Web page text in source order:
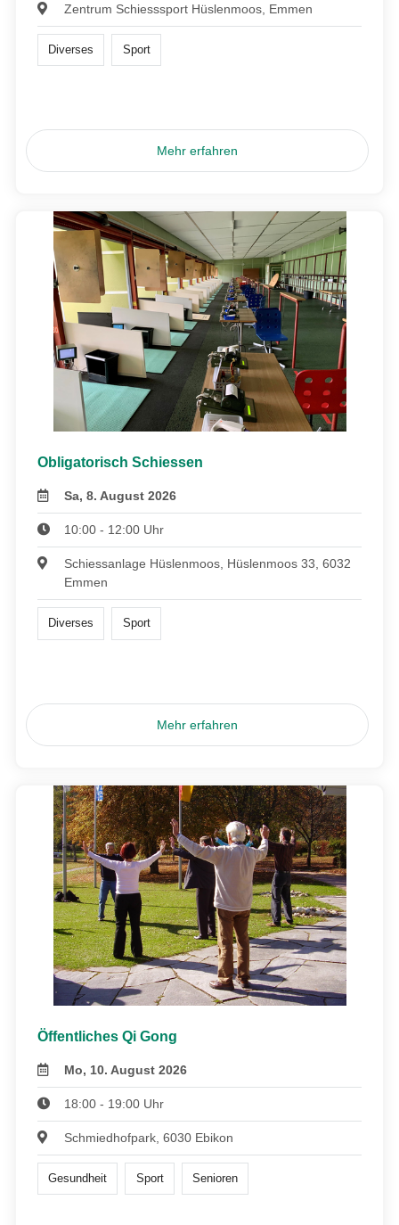
Zentrum Schiesssport Hüslenmoos, Emmen
Diverses Sport
Mehr erfahren
Obligatorisch Schiessen
Sa, 8. August 2026
10:00 - 12:00 Uhr
Schiessanlage Hüslenmoos, Hüslenmoos 33, 6032
Emmen
Diverses Sport
Mehr erfahren
Öffentliches Qi Gong
Mo, 10. August 2026
18:00 - 19:00 Uhr
Schmiedhofpark, 6030 Ebikon
Gesundheit Sport Senioren